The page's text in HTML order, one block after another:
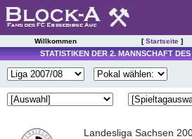
Willkommen [Startseite]
STATISTIKEN DER 2. MANNSCHAFT
Landesliga Sachsen